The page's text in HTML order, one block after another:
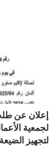
لجمعية
لتجهيز